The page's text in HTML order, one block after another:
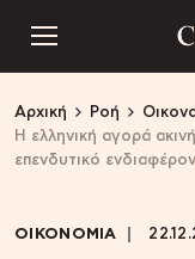
Αρχική Ροή
Η ελληνική αγορά
επενδυτικό ενδιαφέρον
ΟΙΚΟΝΟΜΙΑ